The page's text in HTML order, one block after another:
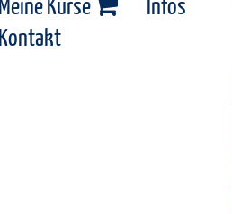
Meine Kurse
Infos
Kontakt